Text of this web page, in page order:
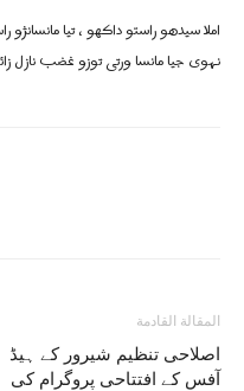
املا سیدھو راستو داکھو ، تیا مانسانژو
نہوی جیا مانسا ورتی توزو غضب نازل
المقالة القادمة
اصلاحی تنظیم شیرور کے ہیڈ
آفس کے افتتاحی پروگرام کی